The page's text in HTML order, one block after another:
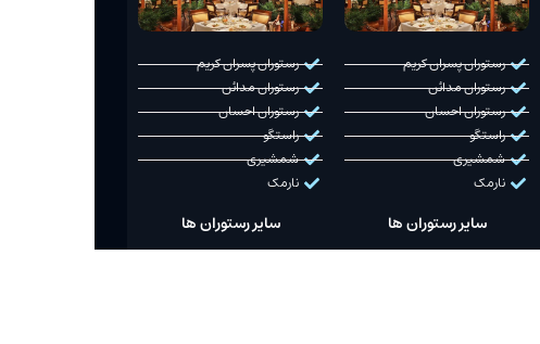
رستوران پسران کریم
رستوران مدائن
رستوران احسان
راستگو
شمشیری
نارمک
سایر رستوران ها
رستوران پسران کریم
رستوران مدائن
رستوران احسان
راستگو
شمشیری
نارمک
سایر رستوران ها